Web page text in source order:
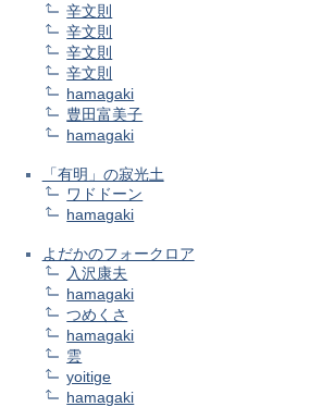
辛文則
辛文則
辛文則
辛文則
hamagaki
豊田富美子
hamagaki
「有明」の寂光土
ワドドーン
hamagaki
よだかのフォークロア
入沢康夫
hamagaki
つめくさ
hamagaki
雲
yoitige
hamagaki